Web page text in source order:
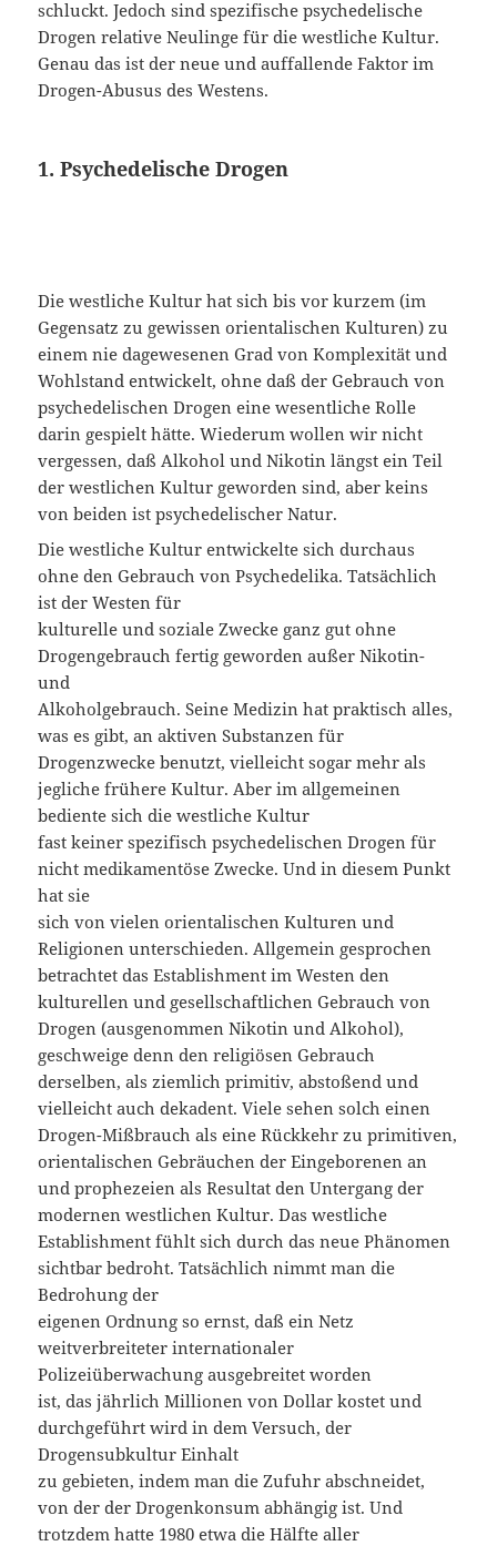
schluckt. Jedoch sind spezifische psychedelische
Drogen relative Neulinge für die westliche Kultur.
Genau das ist der neue und auffallende Faktor im
Drogen-Abusus des Westens.
1. Psychedelische Drogen
Die westliche Kultur hat sich bis vor kurzem (im
Gegensatz zu gewissen orientalischen Kulturen) zu
einem nie dagewesenen Grad von Komplexität und
Wohlstand entwickelt, ohne daß der Gebrauch von
psychedelischen Drogen eine wesentliche Rolle
darin gespielt hätte. Wiederum wollen wir nicht
vergessen, daß Alkohol und Nikotin längst ein Teil
der westlichen Kultur geworden sind, aber keins
von beiden ist psychedelischer Natur.
Die westliche Kultur entwickelte sich durchaus
ohne den Gebrauch von Psychedelika. Tatsächlich
ist der Westen für
kulturelle und soziale Zwecke ganz gut ohne
Drogengebrauch fertig geworden außer Nikotin-
und
Alkoholgebrauch. Seine Medizin hat praktisch alles,
was es gibt, an aktiven Substanzen für
Drogenzwecke benutzt, vielleicht sogar mehr als
jegliche frühere Kultur. Aber im allgemeinen
bediente sich die westliche Kultur
fast keiner spezifisch psychedelischen Drogen für
nicht medikamentöse Zwecke. Und in diesem Punkt
hat sie
sich von vielen orientalischen Kulturen und
Religionen unterschieden. Allgemein gesprochen
betrachtet das Establishment im Westen den
kulturellen und gesellschaftlichen Gebrauch von
Drogen (ausgenommen Nikotin und Alkohol),
geschweige denn den religiösen Gebrauch
derselben, als ziemlich primitiv, abstoßend und
vielleicht auch dekadent. Viele sehen solch einen
Drogen-Mißbrauch als eine Rückkehr zu primitiven,
orientalischen Gebräuchen der Eingeborenen an
und prophezeien als Resultat den Untergang der
modernen westlichen Kultur. Das westliche
Establishment fühlt sich durch das neue Phänomen
sichtbar bedroht. Tatsächlich nimmt man die
Bedrohung der
eigenen Ordnung so ernst, daß ein Netz
weitverbreiteter internationaler
Polizeiüberwachung ausgebreitet worden
ist, das jährlich Millionen von Dollar kostet und
durchgeführt wird in dem Versuch, der
Drogensubkultur Einhalt
zu gebieten, indem man die Zufuhr abschneidet,
von der der Drogenkonsum abhängig ist. Und
trotzdem hatte 1980 etwa die Hälfte aller